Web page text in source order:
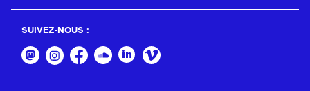
SUIVEZ-NOUS :